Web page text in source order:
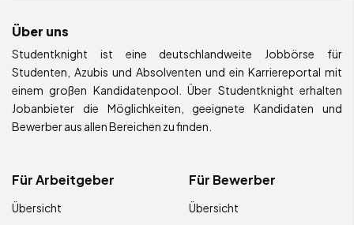
Über uns
Studentknight ist eine deutschlandweite Jobbörse für
Studenten, Azubis und Absolventen und ein Karriereportal mit
einem großen Kandidatenpool. Über Studentknight erhalten
Jobanbieter die Möglichkeiten, geeignete Kandidaten und
Bewerber aus allen Bereichen zu finden.
Für Arbeitgeber
Übersicht
Für Bewerber
Übersicht